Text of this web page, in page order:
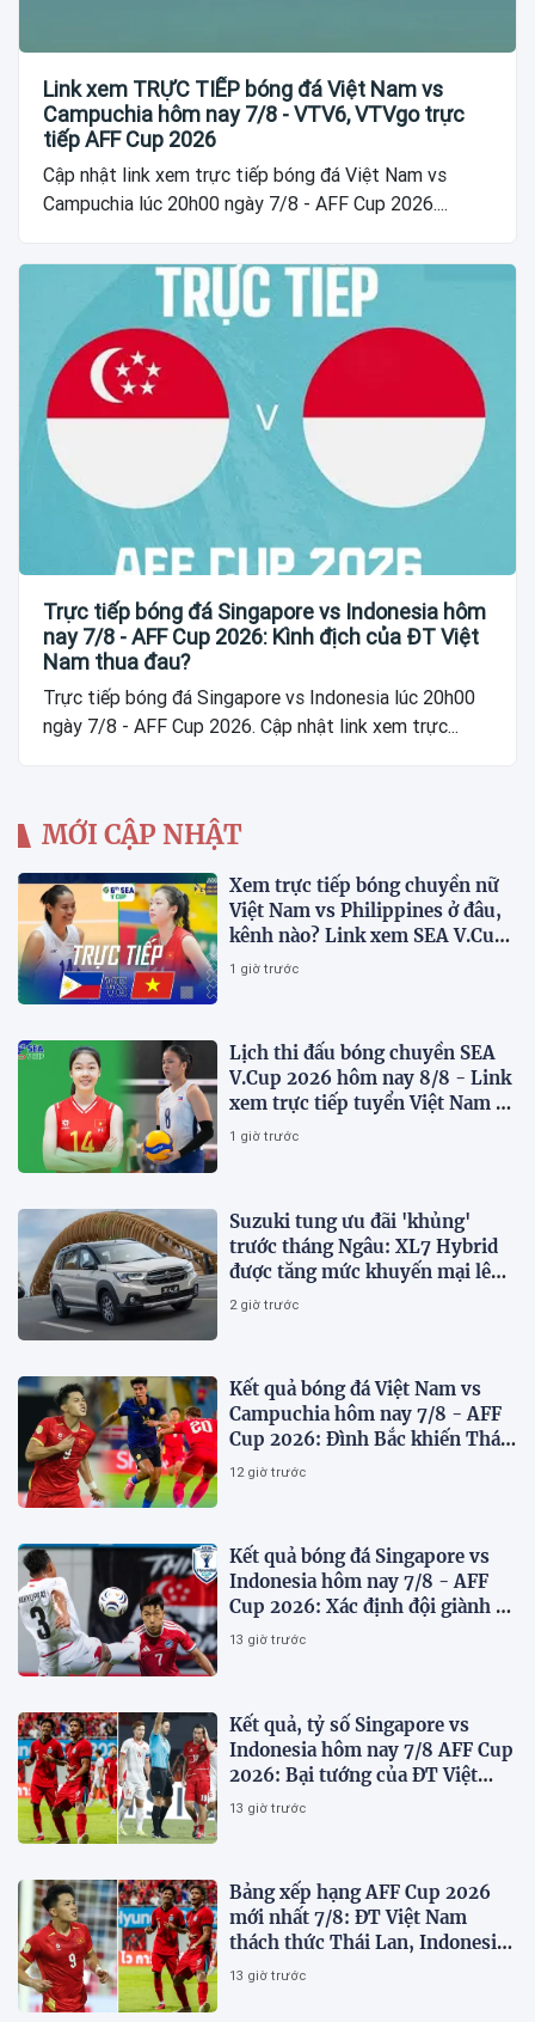
Link xem TRỰC TIẾP bóng đá Việt Nam vs
Campuchia hôm nay 7/8 - VTV6, VTVgo trực
tiếp AFF Cup 2026
Cập nhật link xem trực tiếp bóng đá Việt Nam vs
Campuchia lúc 20h00 ngày 7/8 - AFF Cup 2026....
Trực tiếp bóng đá Singapore vs Indonesia hôm
nay 7/8 - AFF Cup 2026: Kình địch của ĐT Việt
Nam thua đau?
Trực tiếp bóng đá Singapore vs Indonesia lúc 20h00
ngày 7/8 - AFF Cup 2026. Cập nhật link xem trực...
MỚI CẬP NHẬT
Xem trực tiếp bóng chuyền nữ
Việt Nam vs Philippines ở đâu,
kênh nào? Link xem SEA V.Cup
2026 mới nhất
1 giờ trước
Lịch thi đấu bóng chuyền SEA
V.Cup 2026 hôm nay 8/8 - Link
xem trực tiếp tuyển Việt Nam vs
Philippines
1 giờ trước
Suzuki tung ưu đãi 'khủng'
trước tháng Ngâu: XL7 Hybrid
được tăng mức khuyến mại lên
75 triệu đồng
2 giờ trước
Kết quả bóng đá Việt Nam vs
Campuchia hôm nay 7/8 - AFF
Cup 2026: Đình Bắc khiến Thái
Lan run sợ
12 giờ trước
Kết quả bóng đá Singapore vs
Indonesia hôm nay 7/8 - AFF
Cup 2026: Xác định đội giành vé
Bán kết
13 giờ trước
Kết quả, tỷ số Singapore vs
Indonesia hôm nay 7/8 AFF Cup
2026: Bại tướng của ĐT Việt
nam dừng bước sớm
13 giờ trước
Bảng xếp hạng AFF Cup 2026
mới nhất 7/8: ĐT Việt Nam
thách thức Thái Lan, Indonesia
dừng bước
13 giờ trước